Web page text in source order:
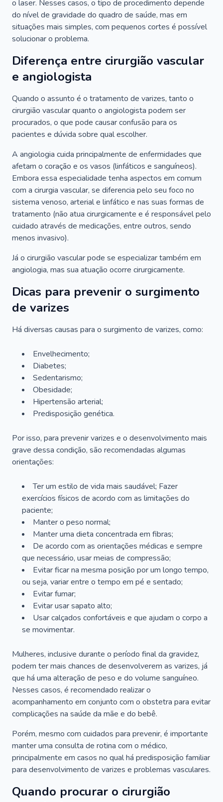
o laser. Nesses casos, o tipo de procedimento depende
do nível de gravidade do quadro de saúde, mas em
situações mais simples, com pequenos cortes é possível
solucionar o problema.
Diferença entre cirurgião vascular
e angiologista
Quando o assunto é o tratamento de varizes, tanto o
cirurgião vascular quanto o angiologista podem ser
procurados, o que pode causar confusão para os
pacientes e dúvida sobre qual escolher.
A angiologia cuida principalmente de enfermidades que
afetam o coração e os vasos (linfáticos e sanguíneos).
Embora essa especialidade tenha aspectos em comum
com a cirurgia vascular, se diferencia pelo seu foco no
sistema venoso, arterial e linfático e nas suas formas de
tratamento (não atua cirurgicamente e é responsável pelo
cuidado através de medicações, entre outros, sendo
menos invasivo).
Já o cirurgião vascular pode se especializar também em
angiologia, mas sua atuação ocorre cirurgicamente.
Dicas para prevenir o surgimento
de varizes
Há diversas causas para o surgimento de varizes, como:
Envelhecimento;
Diabetes;
Sedentarismo;
Obesidade;
Hipertensão arterial;
Predisposição genética.
Por isso, para prevenir varizes e o desenvolvimento mais
grave dessa condição, são recomendadas algumas
orientações:
Ter um estilo de vida mais saudável; Fazer
exercícios físicos de acordo com as limitações do
paciente;
Manter o peso normal;
Manter uma dieta concentrada em fibras;
De acordo com as orientações médicas e sempre
que necessário, usar meias de compressão;
Evitar ficar na mesma posição por um longo tempo,
ou seja, variar entre o tempo em pé e sentado;
Evitar fumar;
Evitar usar sapato alto;
Usar calçados confortáveis e que ajudam o corpo a
se movimentar.
Mulheres, inclusive durante o período final da gravidez,
podem ter mais chances de desenvolverem as varizes, já
que há uma alteração de peso e do volume sanguíneo.
Nesses casos, é recomendado realizar o
acompanhamento em conjunto com o obstetra para evitar
complicações na saúde da mãe e do bebê.
Porém, mesmo com cuidados para prevenir, é importante
manter uma consulta de rotina com o médico,
principalmente em casos no qual há predisposição familiar
para desenvolvimento de varizes e problemas vasculares.
Quando procurar o cirurgião